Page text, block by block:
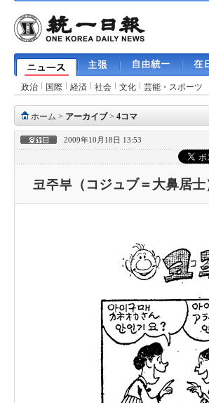
政治 国際 経済 社会 文化 芸能・スポーツ
ホーム > アーカイブ> 4コマ
2009年10月18日 13:53
코주부（コジュブ＝大鼻居士